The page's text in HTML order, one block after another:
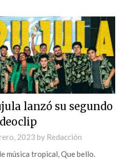
lanzó su segundo
2023 by Redacción
música tropical, Que bello.